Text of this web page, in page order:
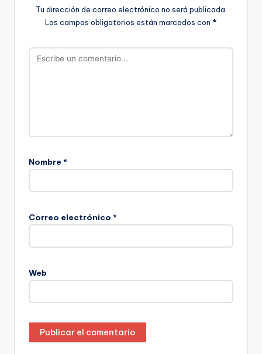
Tu dirección de correo electrónico no será publicada.
Los campos obligatorios están marcados con *
Nombre *
Correo electrónico *
Web